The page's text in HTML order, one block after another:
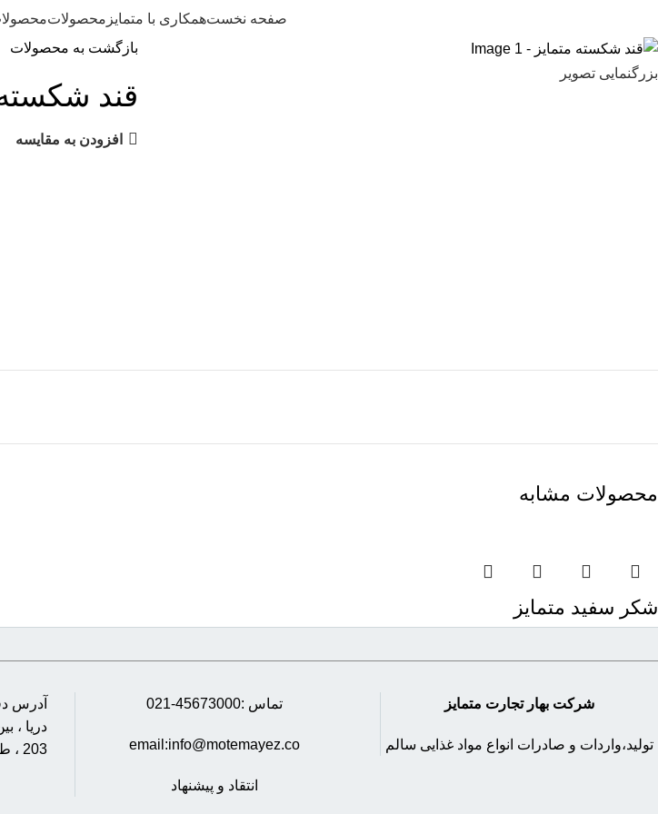
صفحه نخستهمکاری با متمایز محصولات
بزرگنمایی تصویر
بازگشت به محصولات
قند شکسته
افزودن به مقایسه
محصولات مشابه
شکر سفید متمایز
آدرس
دریا ،
203 ، طبقه پنجم
تماس :45673000-021
email:info@motemayez.co
انتقاد و پیشنهاد
شرکت بهار تجارت متمایز
تولید،واردات و صادرات انواع مواد غذایی سالم